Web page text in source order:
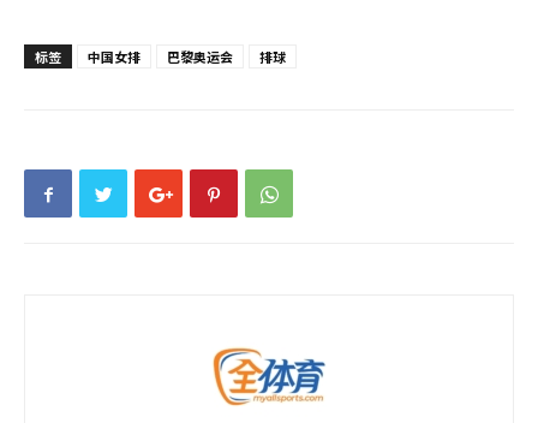
标签 中国女排 巴黎奥运会 排球